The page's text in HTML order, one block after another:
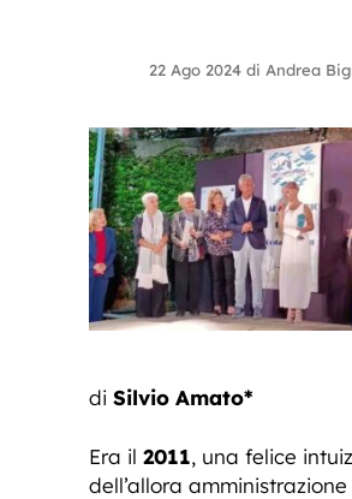
22 Ago 2024 di Andrea
di Silvio Amato*
Era il 2011, una felice
dell’allora